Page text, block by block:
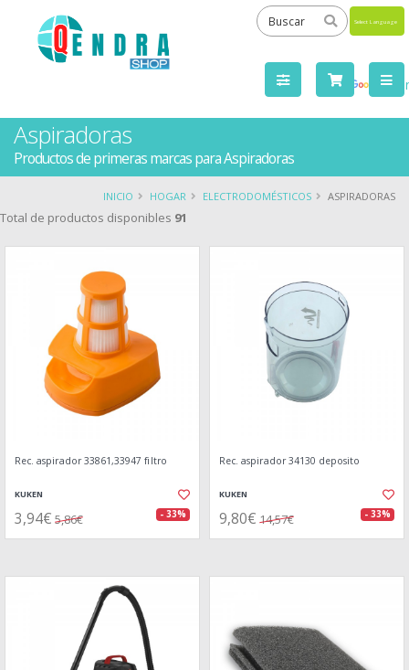
by
Aspiradoras
Productos de primeras marcas para Aspiradoras
INICIO HOGAR ELECTRODOMÉSTICOS ASPIRADORAS
Total de productos disponibles 91
Rec. aspirador 33861,33947 filtro
KUKEN
3,94€ 5,86€ - 33%
Rec. aspirador 34130 deposito
KUKEN
9,80€ 14,57€ - 33%